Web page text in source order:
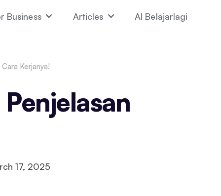
Business Articles AI Belajarlagi
Kerjanya!
17, 2025